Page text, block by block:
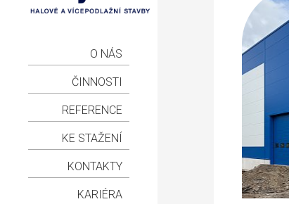
O NÁS
ČINNOSTI
REFERENCE
KE STAŽENÍ
KONTAKTY
KARIÉRA